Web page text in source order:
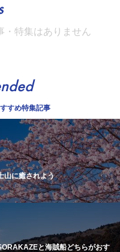
・特集はありません
すめ特集記事
山に癒されよう
と海賊船どちらがおす